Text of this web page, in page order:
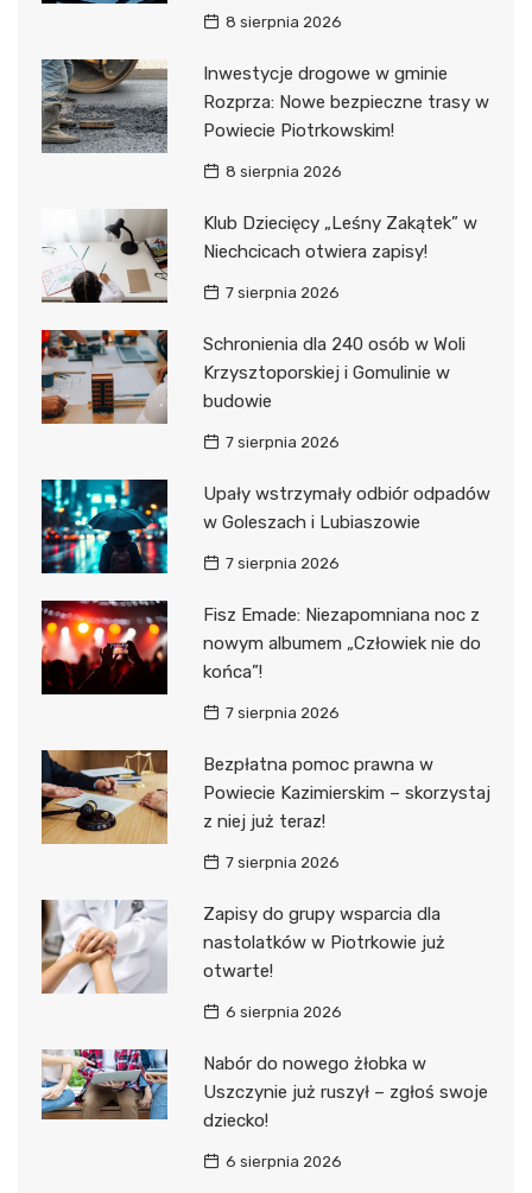
8 sierpnia 2026
Inwestycje drogowe w gminie
Rozprza: Nowe bezpieczne trasy w
Powiecie Piotrkowskim!
8 sierpnia 2026
Klub Dziecięcy „Leśny Zakątek” w
Niechcicach otwiera zapisy!
7 sierpnia 2026
Schronienia dla 240 osób w Woli
Krzysztoporskiej i Gomulinie w
budowie
7 sierpnia 2026
Upały wstrzymały odbiór odpadów
w Goleszach i Lubiaszowie
7 sierpnia 2026
Fisz Emade: Niezapomniana noc z
nowym albumem „Człowiek nie do
końca”!
7 sierpnia 2026
Bezpłatna pomoc prawna w
Powiecie Kazimierskim – skorzystaj
z niej już teraz!
7 sierpnia 2026
Zapisy do grupy wsparcia dla
nastolatków w Piotrkowie już
otwarte!
6 sierpnia 2026
Nabór do nowego żłobka w
Uszczynie już ruszył – zgłoś swoje
dziecko!
6 sierpnia 2026